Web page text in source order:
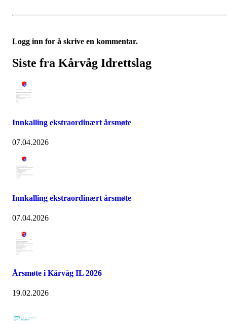
Logg inn for å skrive en kommentar.
Siste fra Kårvåg Idrettslag
Innkalling ekstraordinært årsmøte
07.04.2026
Innkalling ekstraordinært årsmøte
07.04.2026
Årsmøte i Kårvåg IL 2026
19.02.2026